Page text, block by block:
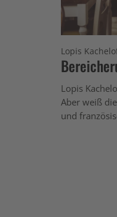
Lopis
Lopis
Aber weiß
und